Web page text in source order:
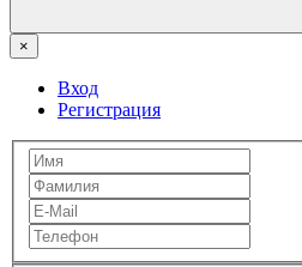
×
Вход
Регистрация